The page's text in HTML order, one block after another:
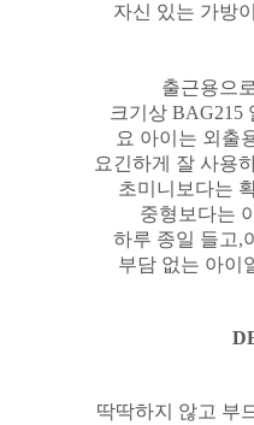
자신 있는 가방
출근용으
크기상 BAG215
요 아이는 외출
요긴하게 잘 사용
초미니보다는
중형보다는
하루 종일 들고,
부담 없는 아이
딱딱하지 않고 부